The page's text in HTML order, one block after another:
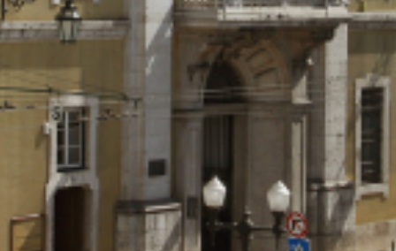
NEGOCIAÇÕES/
DECURSO DO PRAZO
SEM APROVAÇÃO DO
PAGAMENTOS/
HOMOLOGAÇÃO